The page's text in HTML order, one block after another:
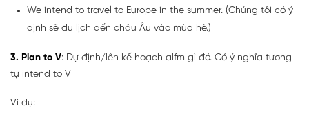
We intend to travel to Europe in the summer. (Chúng tôi có ý
định sẽ du lịch đến châu Âu vào mùa hè.)
3. Plan to V: Dự định/lên kế hoạch alfm gì đó. Có ý nghĩa tương
tự intend to V
Ví dụ: